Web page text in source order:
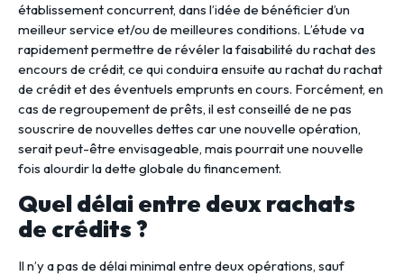
établissement concurrent, dans l’idée de bénéficier d’un
meilleur service et/ou de meilleures conditions. L’étude va
rapidement permettre de révéler la faisabilité du rachat des
encours de crédit, ce qui conduira ensuite au rachat du rachat
de crédit et des éventuels emprunts en cours. Forcément, en
cas de regroupement de prêts, il est conseillé de ne pas
souscrire de nouvelles dettes car une nouvelle opération,
serait peut-être envisageable, mais pourrait une nouvelle
fois alourdir la dette globale du financement.
Quel délai entre deux rachats
de crédits ?
Il n’y a pas de délai minimal entre deux opérations, sauf